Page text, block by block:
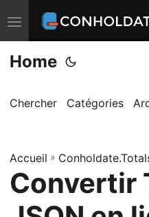
B
a
s
u
r
l
a
Home
Chercher Catégories
Accueil »
Convertir